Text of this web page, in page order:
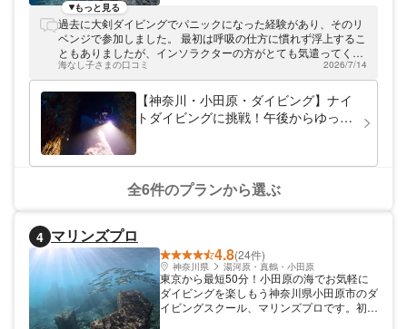
心に、ダイブツアーや器材販売を行っていま
す。オーナーはインストラクターの最高峰で
あるコースディレクター。皆様に安全で丁寧
なダイビングをご提供いたします。
もっと見る
過去に大剣ダイビングでパニックになった経験があり、そのリ
ベンジで参加しました。 最初は呼吸の仕方に慣れず浮上するこ
ともありましたが、インソラクターの方がとても気遣ってくだ
さいました。 後半は可愛い魚達に夢中になり、怖かった経験を
すっかり忘れて楽しむことができました。 また近いうちに参加
させていただきたいと思っています。 ありがとうございまし
た！
海なし子さまの口コミ 2026/7/14
【神奈川・小田原・ダイビング】ナイ
トダイビングに挑戦！午後からゆっく
ダイブ
全6件のプランから選ぶ
4 マリンズプロ
4.8(24件)
神奈川県 湯河原・真鶴・小田原
東京から最短50分！小田原の海でお気軽に
ダイビングを楽しもう神奈川県小田原市のダ
イビングスクール、マリンズプロです。初心